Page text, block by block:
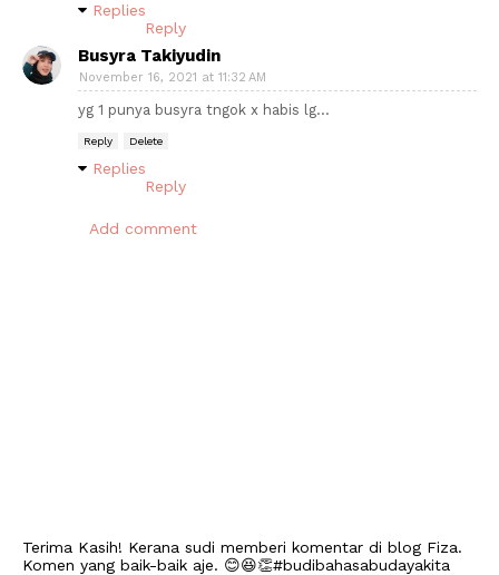
Replies
Reply
Busyra Takiyudin
November 16, 2021 at 11:32 AM
yg 1 punya busyra tngok x habis lg…
Reply Delete
Replies
Reply
Add comment
Terima Kasih! Kerana sudi memberi komentar di blog Fiza.
Komen yang baik-baik aje. 😊😆👏#budibahasabudayakita